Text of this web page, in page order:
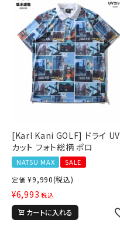
[Karl Kani GOLF] ドライ UV
カット フォト総柄 ポロ
NATSU MAX
SALE
定価 ¥9,990(税込)
¥6,993 税込
カートに入れる